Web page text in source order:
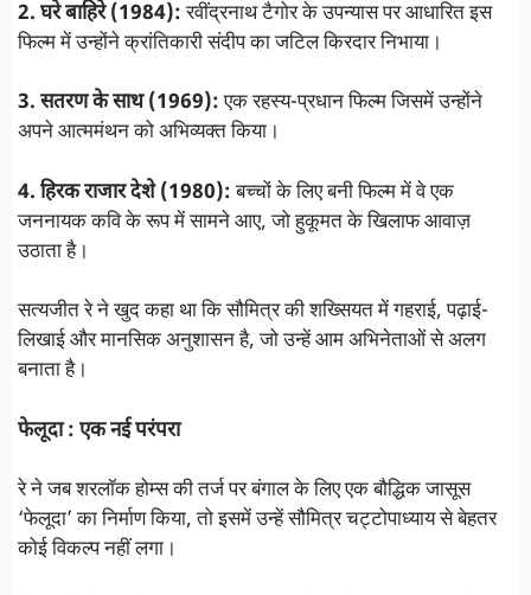
2. घरे बाहिरे (1984):रवींद्रनाथ टैगोर के उपन्यास पर आधारित इस
फिल्म में उन्होंने क्रांतिकारी संदीप का जटिल किरदार निभाया।
3. सतरण के साथ (1969):एक रहस्य-प्रधान फिल्म जिसमें उन्होंने
अपने आत्ममंथन को अभिव्यक्त किया।
4. हिरक राजार देशे (1980):बच्चों के लिए बनी फिल्म में वे एक
जननायक कवि के रूप में सामने आए, जो हुकूमत के खिलाफ आवाज़
उठाता है।
सत्यजीत रे ने खुद कहा था कि सौमित्र की शख्सियत में गहराई, पढ़ाई-
लिखाई और मानसिक अनुशासन है, जो उन्हें आम अभिनेताओं से अलग
बनाता है।
फेलूदा : एक नई परंपरा
रे ने जब शरलॉक होम्स की तर्ज पर बंगाल के लिए एक बौद्धिक जासूस
‘फेलूदा’ का निर्माण किया, तो इसमें उन्हें सौमित्र चट्टोपाध्याय से बेहतर
कोई विकल्प नहीं लगा।